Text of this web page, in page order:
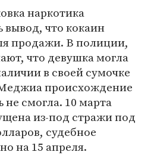
наркотика
вывод, что кокаин
продажи. В полиции,
что девушка могла
в своей сумочке
происхождение
не смогла. 10 марта
из-под стражи под
судебное
на 15 апреля.